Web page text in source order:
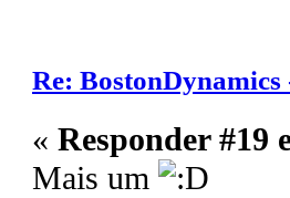
Re:
« Responder #19
Mais um